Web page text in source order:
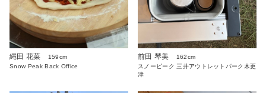
縄田 花菜
159cm
Snow Peak Back Office
前田 琴美
162cm
スノーピーク 三井アウトレットパーク木更
津